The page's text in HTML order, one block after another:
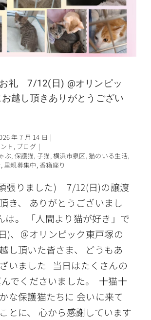
礼 7/12(日) @オリンピッ
越し頂きありがとうござい
年 7 月 14 日 |
ト , ブログ |
ぶ, 保護猫,子猫,横浜市泉区,猫のいる生活,
, 里親募集中,香箱座り
張りました) 7/12(日)の譲渡
き、 ありがとうございまし
。 「人間より猫が好き」で
)、＠オリンピック東戸塚の
し頂いた皆さま、 どうもあ
いました 当日はたくさんの
でくださいました。 十猫十
な保護猫たちに 会いに来て
とに、 心から感謝しています